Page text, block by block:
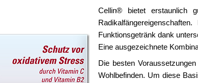
Cellin® bietet erstaunlich
Funktionsgetränk dank
Eine ausgezeichnete
Die besten
Wohlbefinden. Um diese